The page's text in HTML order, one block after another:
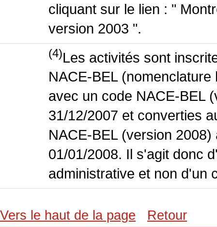
cliquant sur le lien : "
version 2003 ".
(4)Les activités sont
NACE-BEL
avec un code NACE-BEL
31/12/2007 et converties
NACE-BEL (version
01/01/2008. Il s'agit donc
administrative et non d'un
Vers le haut de la page Retour